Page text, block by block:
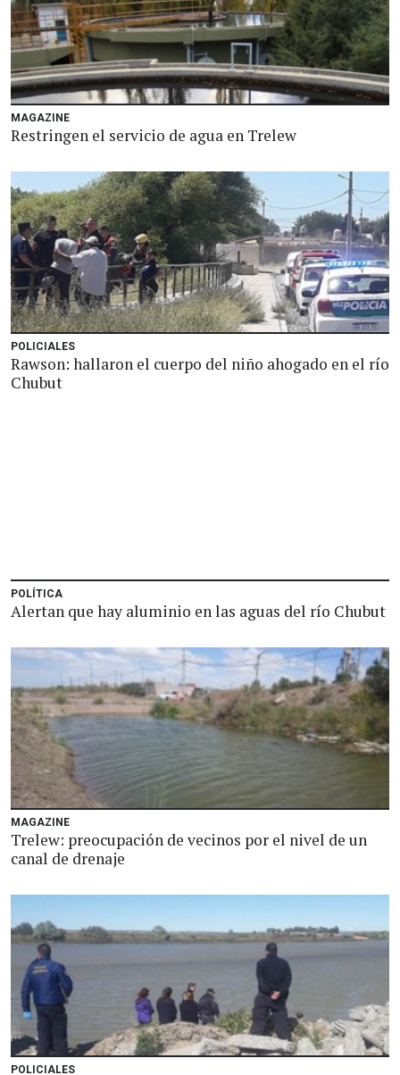
MAGAZINE
Restringen el servicio de agua en Trelew
POLICIALES
Rawson: hallaron el cuerpo del niño ahogado en el río
Chubut
POLÍTICA
Alertan que hay aluminio en las aguas del río Chubut
MAGAZINE
Trelew: preocupación de vecinos por el nivel de un
canal de drenaje
POLICIALES